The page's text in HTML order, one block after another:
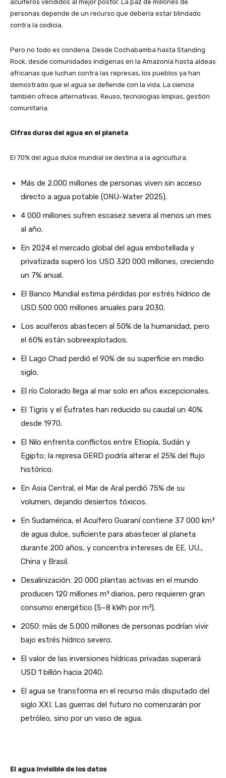
acuíferos vendidos al mejor postor. La paz de millones de
personas depende de un recurso que debería estar blindado
contra la codicia.
Pero no todo es condena. Desde Cochabamba hasta Standing
Rock, desde comunidades indígenas en la Amazonía hasta aldeas
africanas que luchan contra las represas, los pueblos ya han
demostrado que el agua se defiende con la vida. La ciencia
también ofrece alternativas. Reuso, tecnologías limpias, gestión
comunitaria.
Cifras duras del agua en el planeta
El 70% del agua dulce mundial se destina a la agricultura.
Más de 2.000 millones de personas viven sin acceso
directo a agua potable (ONU-Water 2025).
4 000 millones sufren escasez severa al menos un mes
al año.
En 2024 el mercado global del agua embotellada y
privatizada superó los USD 320 000 millones, creciendo
un 7% anual.
El Banco Mundial estima pérdidas por estrés hídrico de
USD 500 000 millones anuales para 2030.
Los acuíferos abastecen al 50% de la humanidad, pero
el 60% están sobreexplotados.
El Lago Chad perdió el 90% de su superficie en medio
siglo.
El río Colorado llega al mar solo en años excepcionales.
El Tigris y el Éufrates han reducido su caudal un 40%
desde 1970.
El Nilo enfrenta conflictos entre Etiopía, Sudán y
Egipto; la represa GERD podría alterar el 25% del flujo
histórico.
En Asia Central, el Mar de Aral perdió 75% de su
volumen, dejando desiertos tóxicos.
En Sudamérica, el Acuífero Guaraní contiene 37 000 km³
de agua dulce, suficiente para abastecer al planeta
durante 200 años, y concentra intereses de EE. UU.,
China y Brasil.
Desalinización: 20 000 plantas activas en el mundo
producen 120 millones m³ diarios, pero requieren gran
consumo energético (5–8 kWh por m³).
2050: más de 5.000 millones de personas podrían vivir
bajo estrés hídrico severo.
El valor de las inversiones hídricas privadas superará
USD 1 billón hacia 2040.
El agua se transforma en el recurso más disputado del
siglo XXI. Las guerras del futuro no comenzarán por
petróleo, sino por un vaso de agua.
El agua invisible de los datos